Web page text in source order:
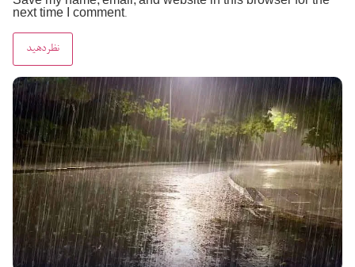
next time I comment.